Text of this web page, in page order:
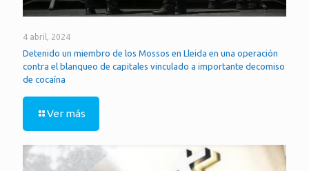
4 abril, 2024
Detenido un miembro de los Mossos en Lleida en una operación
contra el blanqueo de capitales vinculado a importante decomiso
de cocaína
Ver más